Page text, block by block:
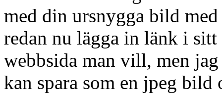
med din ursnygga bild
redan nu lägga in länk i
webbsida man vill, men
kan spara som en jpeg bild